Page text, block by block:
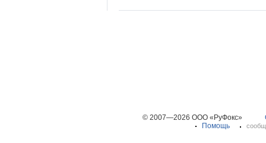
© 2007—2026 ООО «РуФокс»
Помощь